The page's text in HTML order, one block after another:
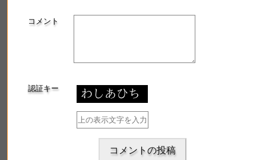
コメント
認証キー
コメントの投稿